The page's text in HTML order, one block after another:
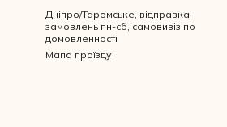
Дніпро/Таромське, відправка
замовлень пн-сб, самовивіз по
домовленності
Мапа проїзду